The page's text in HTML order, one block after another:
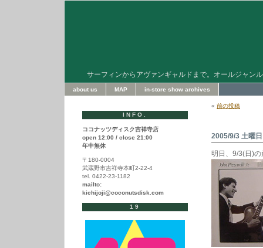
サーフィンからアヴァンギャルドまで。オールジャン
about us MAP in-store show archives
« 前の投稿
2005/9/3 土曜日
明日、9/3(日)
INFO.
ココナッツディスク吉祥寺店
open 12:00 / close 21:00
年中無休
〒180-0004
武蔵野市吉祥寺本町2-22-4
tel. 0422-23-1182
mailto:
kichijoji@coconutsdisk.com
19